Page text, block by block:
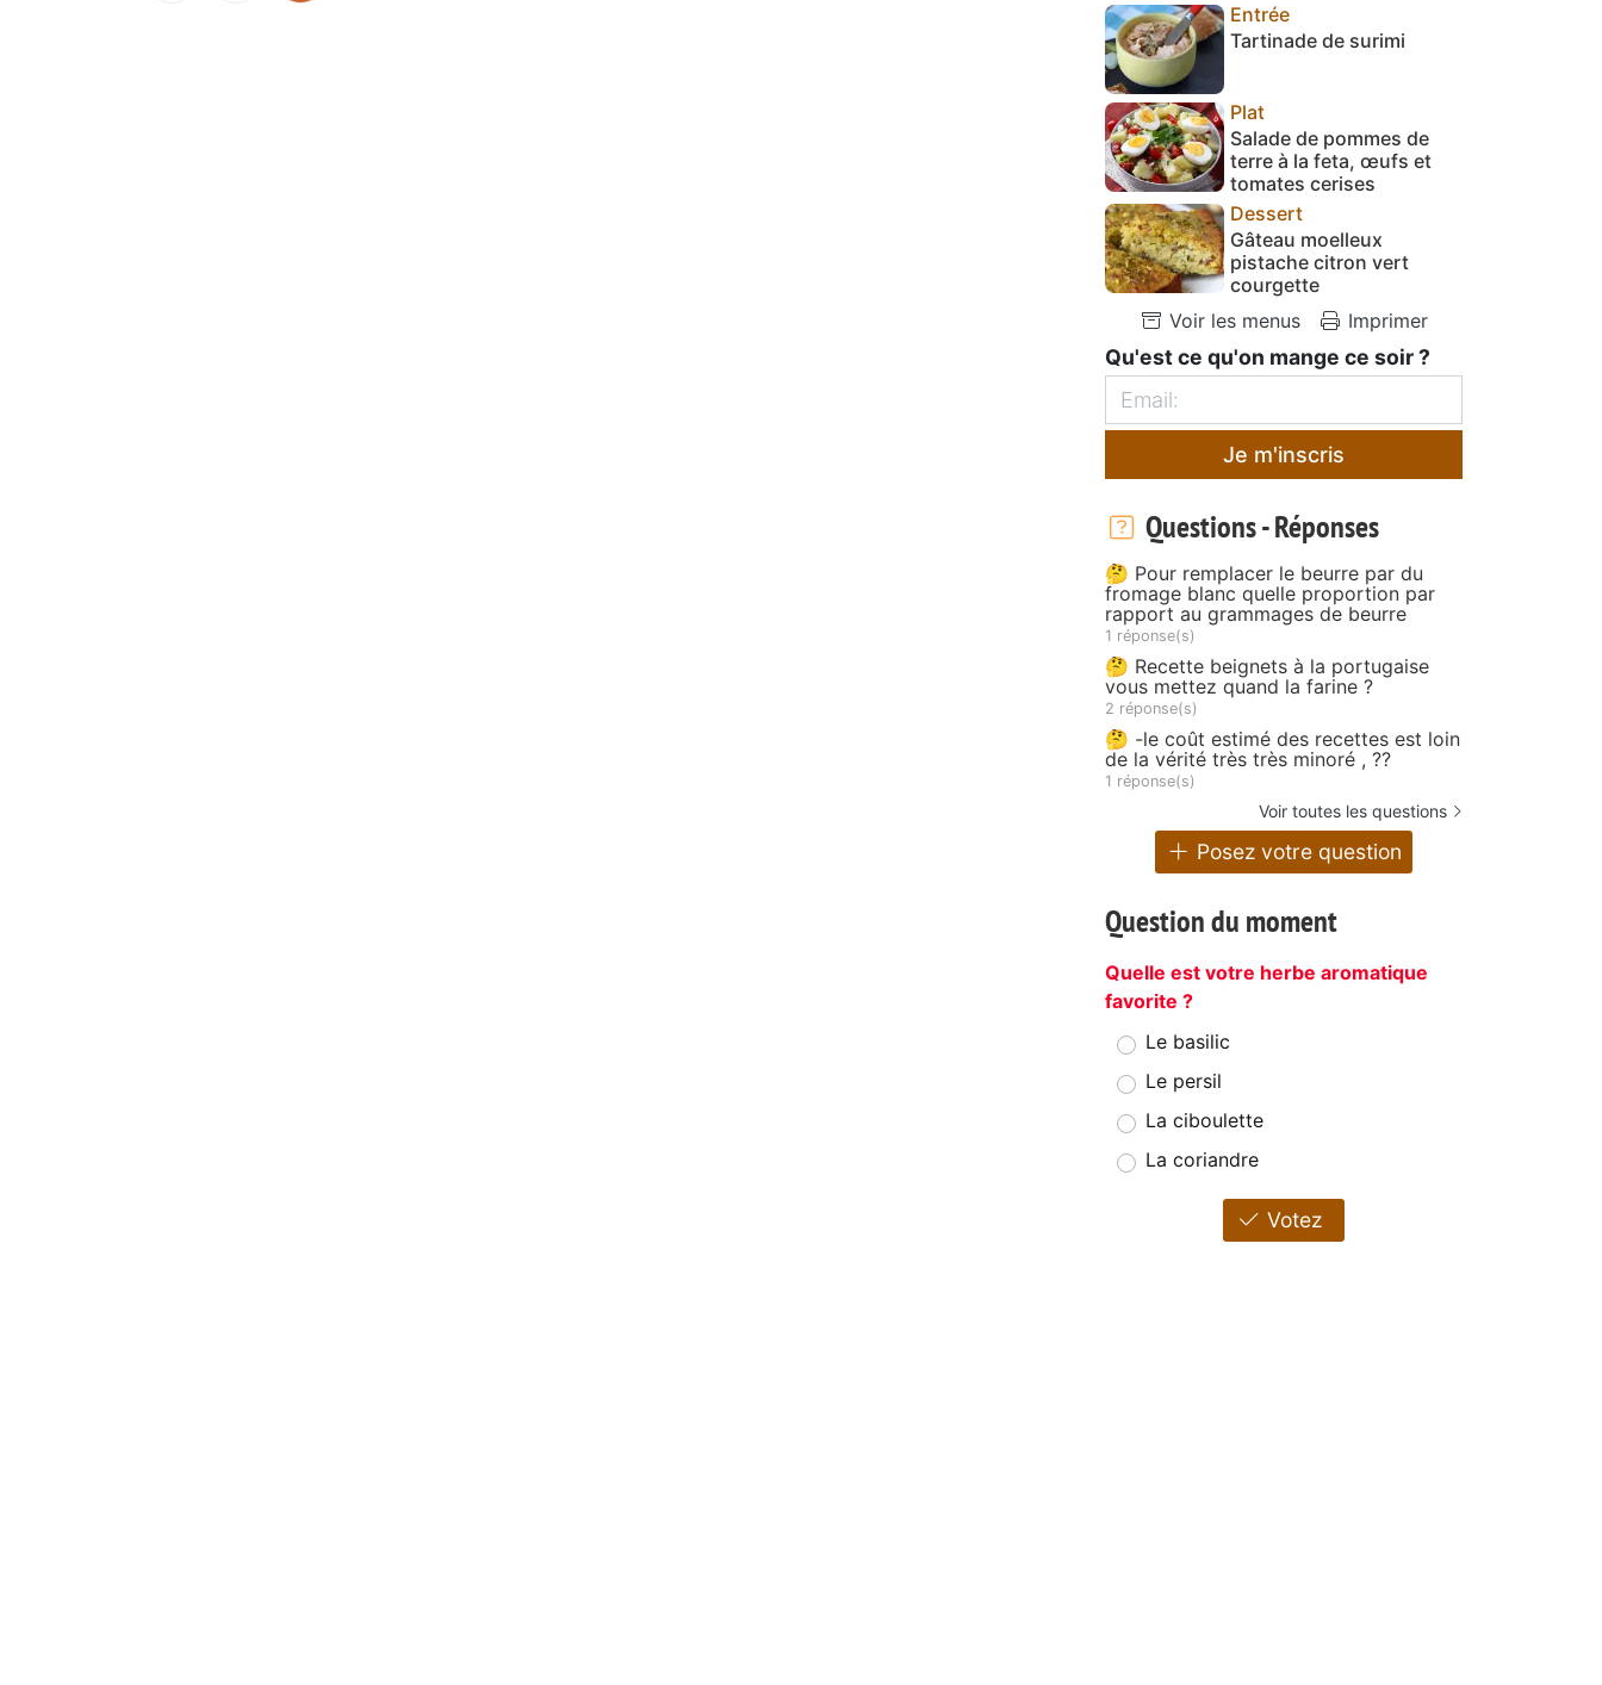
Entrée
Tartinade de surimi
Plat
Salade de pommes de
terre à la feta, œufs et
tomates cerises
Dessert
Gâteau moelleux
pistache citron vert
courgette
Voir les menus
Imprimer
Qu'est ce qu'on mange ce soir ?
Je m'inscris
Questions - Réponses
🤔 Pour remplacer le beurre par du
fromage blanc quelle proportion par
rapport au grammages de beurre
1 réponse(s)
🤔 Recette beignets à la portugaise
vous mettez quand la farine ?
2 réponse(s)
🤔 -le coût estimé des recettes est loin
de la vérité très très minoré , ??
1 réponse(s)
Voir toutes les questions
Posez votre question
Question du moment
Quelle est votre herbe aromatique
favorite ?
Le basilic
Le persil
La ciboulette
La coriandre
Votez